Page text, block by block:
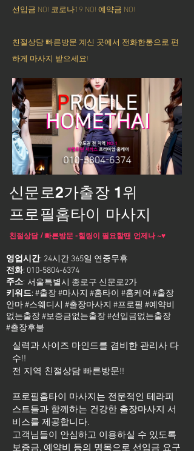
선입금 NO! 코로나19 NO! 예약금 NO!
친절상담 빠른방문 계신 곳에서 전화한통으로 편
하게 마사지 받으세요!
신문로2가출장 1위
프로필홈타이 마사지
친절상담 / 빠른방문 -힐링이 필요할땐 언제나 ~♥
영업시간: 24시간 365일 연중무휴
전화: 010-5804-6374
주소:
키워드: #출장 #마사지 #홈타이 #홈케어 #출장
안마 #스웨디시 #출장마사지 #프로필 #예약비
없는출장 #보증금없는출장 #선입금없는출장
#출장후불
서울특별시 종로구 신문로2가
실력과 사이즈 마인드를 겸비한 관리사 다
수!!
전 지역 친절상담 빠른방문!!
프로필홈타이 마사지는 전문적인 테라피
스트들과 함께하는 건강한 출장마사지 서
비스를 제공합니다.
고객님들이 안심하고 이용하실 수 있도록
보증금, 예약비 등의 명목으로 선입금 요구